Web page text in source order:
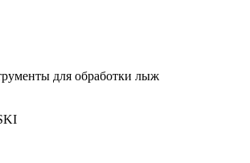
для обработки лыж